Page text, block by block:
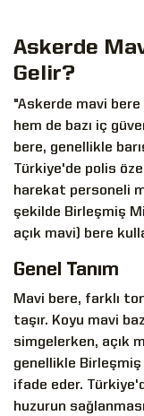
Askerde
Gelir?
"Askerde mavi
hem de bazı iç
bere, genellikle
Türkiye'de polis
harekat personeli
şekilde Birleşmiş
açık mavi) bere
Genel Tanım
Mavi bere, farklı
taşır. Koyu mavi
simgelerken, açık
genellikle Birleşmiş
ifade eder.
huzurun